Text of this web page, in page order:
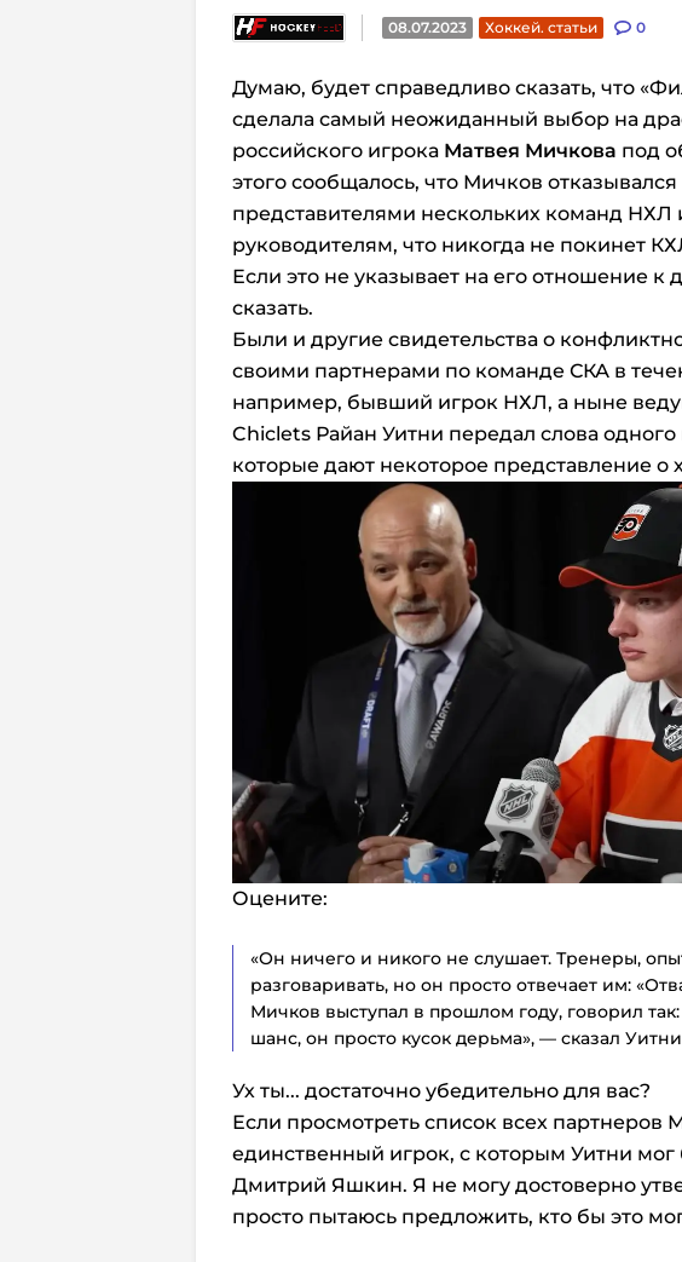
08.07.2023 Хоккей. статьи 0
Думаю, будет справедливо сказать, что
сделала самый неожиданный выбор на
российского игрока Матвея Мичкова под
этого сообщалось, что Мичков отказывался
представителями нескольких команд
руководителям, что никогда не покинет
Если это не указывает на его отношение к
сказать.
Были и другие свидетельства о
своими партнерами по команде СКА в
например, бывший игрок НХЛ, а ныне
Chiclets Райан Уитни передал слова
которые дают некоторое представление о
Оцените:
«Он ничего и никого не слушает. Тренеры,
разговаривать, но он просто отвечает им:
Мичков выступал в прошлом году, говорил
шанс, он просто кусок дерьма», — сказал
Ух ты... достаточно убедительно для вас?
Если просмотреть список всех партнеров
единственный игрок, с которым Уитни мог
Дмитрий Яшкин. Я не могу достоверно
просто пытаюсь предложить, кто бы это